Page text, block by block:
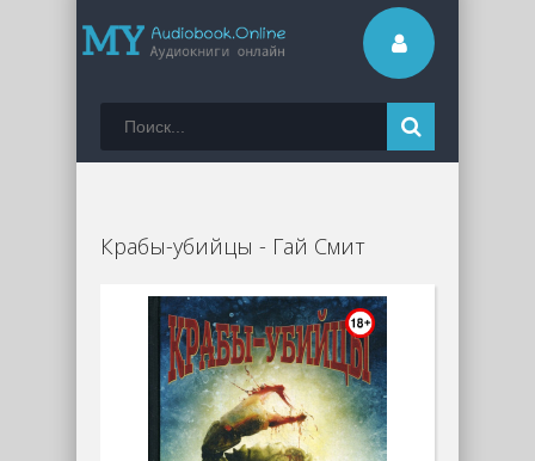
Крабы-убийцы - Гай Смит